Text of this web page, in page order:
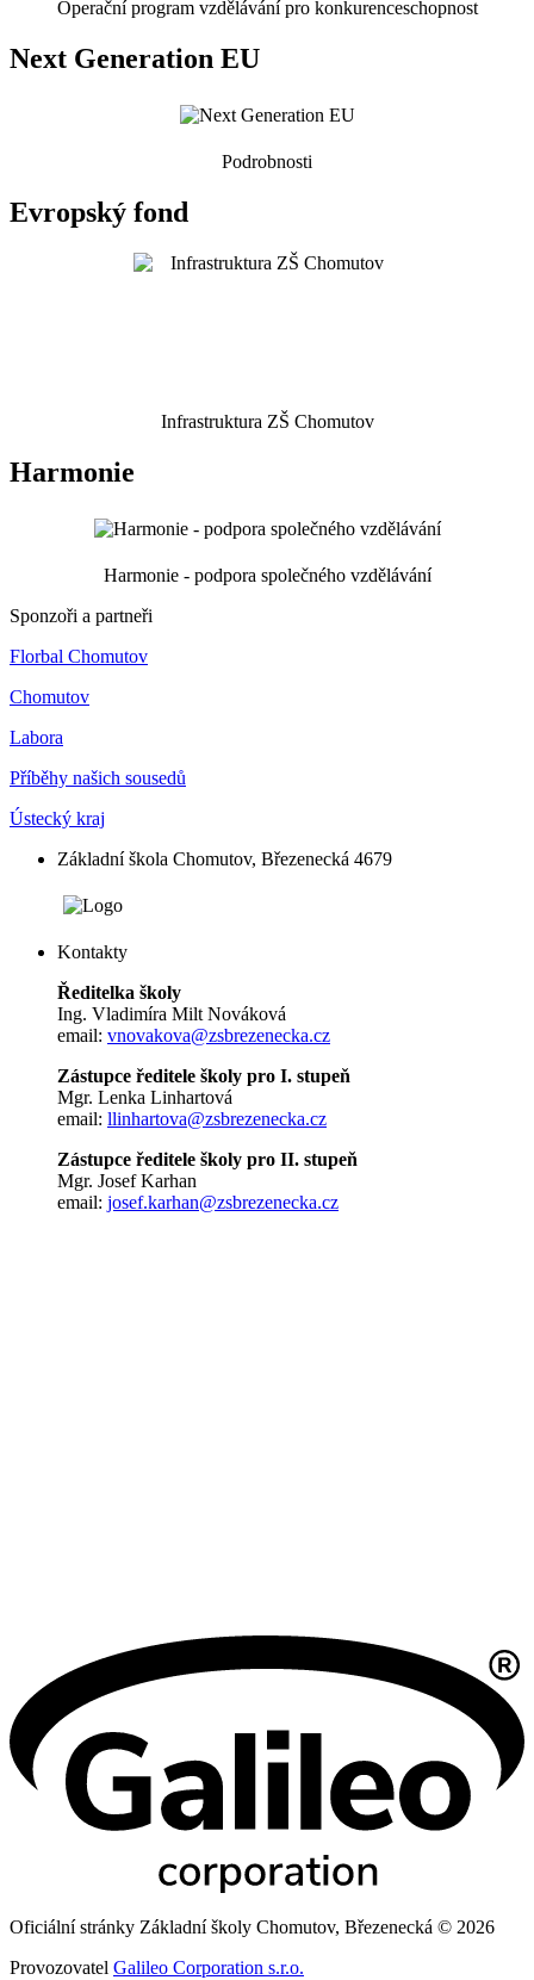
Operační program vzdělávání pro konkurenceschopnost
Next Generation EU
Podrobnosti
Evropský fond
Infrastruktura ZŠ Chomutov
Harmonie
Harmonie - podpora společného vzdělávání
Sponzoři a partneři
Florbal Chomutov
Chomutov
Labora
Příběhy našich sousedů
Ústecký kraj
Základní škola Chomutov, Březenecká 4679
Kontakty
Ředitelka školy
Ing. Vladimíra Milt Nováková
email: vnovakova@zsbrezenecka.cz
Zástupce ředitele školy pro I. stupeň
Mgr. Lenka Linhartová
email: llinhartova@zsbrezenecka.cz
Zástupce ředitele školy pro II. stupeň
Mgr. Josef Karhan
email: josef.karhan@zsbrezenecka.cz
Oficiální stránky Základní školy Chomutov, Březenecká © 2026
Provozovatel Galileo Corporation s.r.o.